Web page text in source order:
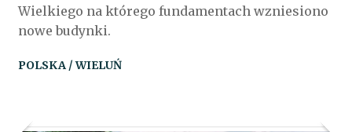
Wielkiego na którego fundamentach wzniesiono
nowe budynki.
POLSKA / WIELUŃ